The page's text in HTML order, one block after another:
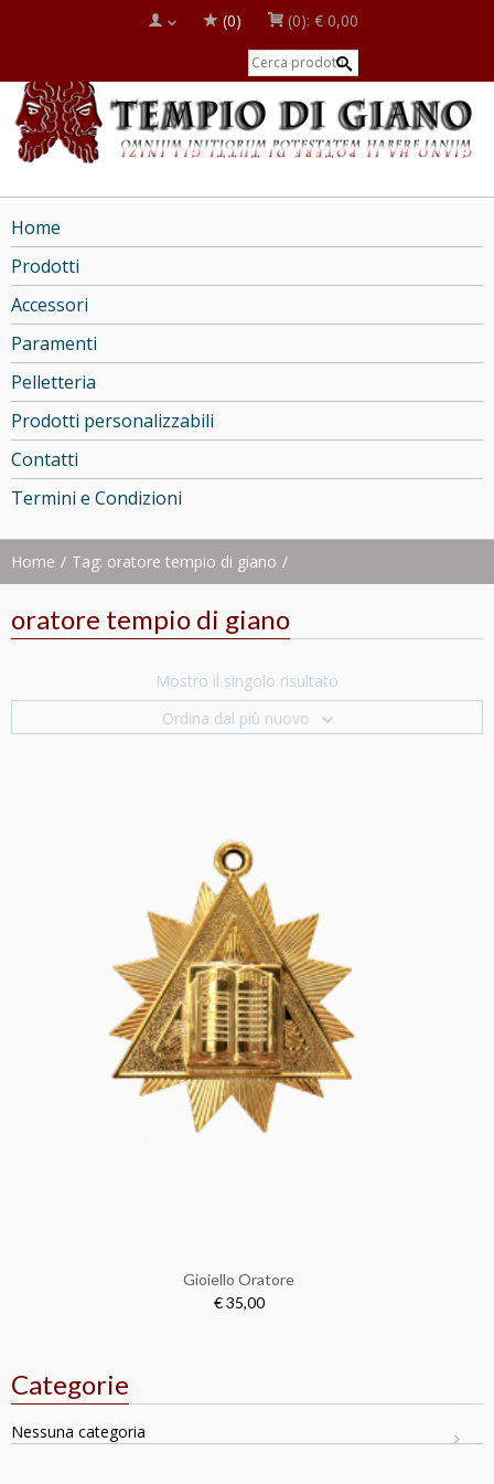
(0) (0): € 0,00
Home
Prodotti
Accessori
Paramenti
Pelletteria
Prodotti personalizzabili
Contatti
Termini e Condizioni
Home Tag: oratore tempio di giano
oratore tempio di giano
Mostro il singolo risultato
Ordina dal più nuovo
Gioiello Oratore
€ 35,00
Categorie
Nessuna categoria